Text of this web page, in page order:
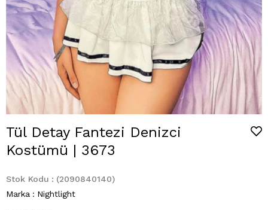
Tül Detay Fantezi Denizci
Kostümü | 3673
Stok Kodu
(2090840140)
Marka : Nightlight